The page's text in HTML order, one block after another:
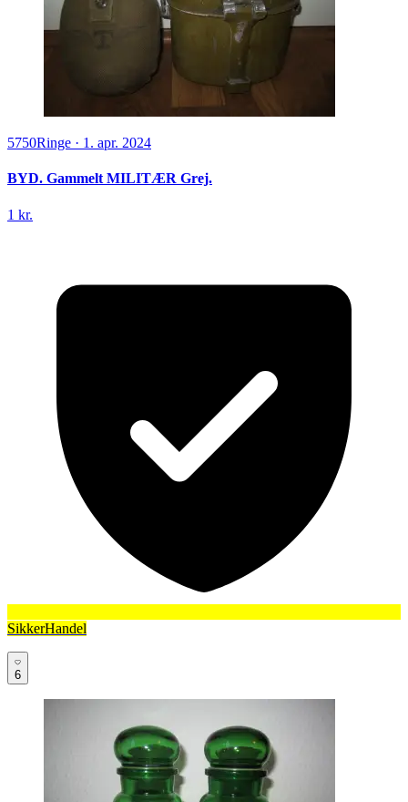
5750Ringe · 1. apr. 2024
BYD. Gammelt MILITÆR Grej.
1 kr.
SikkerHandel
6